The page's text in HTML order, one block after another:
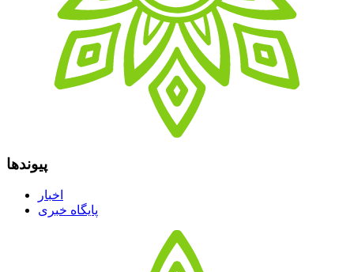
پیوندها
اخبار
پایگاه خبری